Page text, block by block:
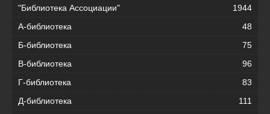
"Библиотека Ассоциации"
1944
А-библиотека
48
Б-библиотека
75
В-библиотека
96
Г-библиотека
83
Д-библиотека
111